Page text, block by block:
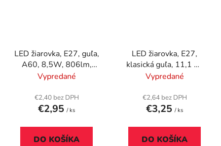
LED žiarovka, E27, guľa,
A60, 8,5W, 806lm,
4000K (HF), OSRAM
Vypredané
€2,40 bez DPH
€2,95 / ks
DO KOŠÍKA
LED žiarovka, E27,
klasická guľa, 11,1 W
(75W), 1055lm,
Vypredané
€2,64 bez DPH
€3,25 / ks
DO KOŠÍKA